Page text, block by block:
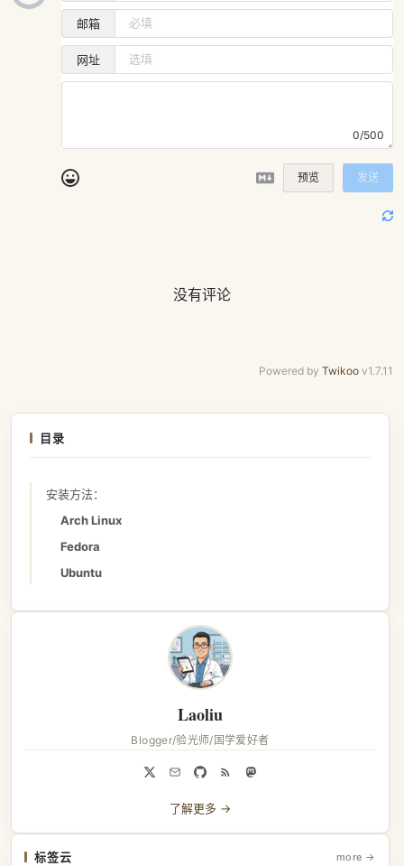
邮箱
网址
0/500
预览 发送
没有评论
Powered by Twikoo v1.7.11
Laoliu
Blogger/验光师/国学爱好者
了解更多 →
标签云 more →
目录
安装方法：
Arch Linux
Fedora
Ubuntu